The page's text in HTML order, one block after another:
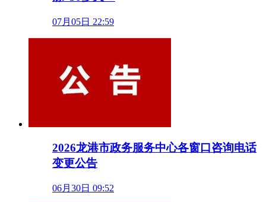
07月05日 22:59
2026龙港市政务服务中心各窗口咨询电话
变更公告
06月30日 09:52